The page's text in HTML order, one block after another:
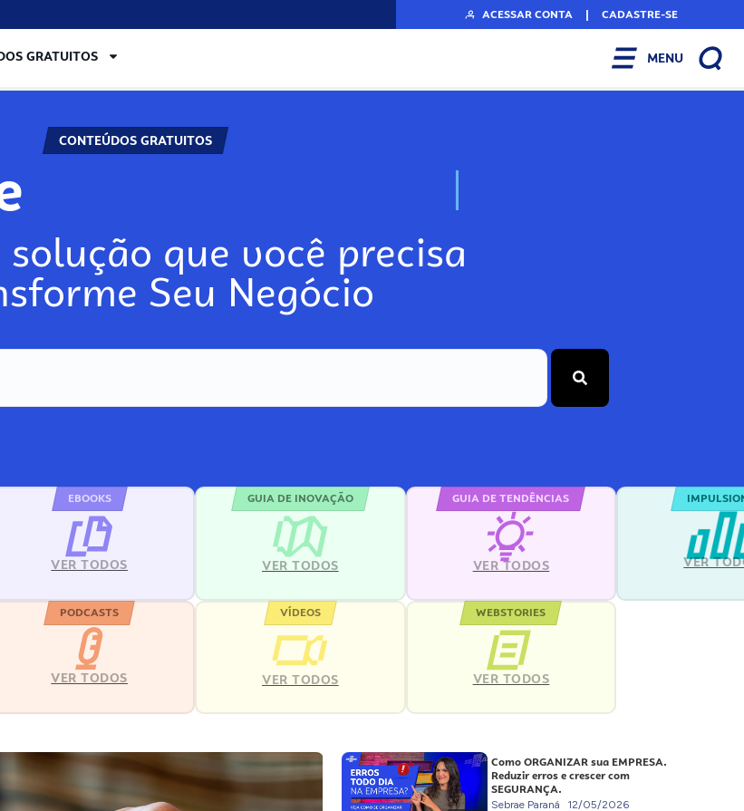
ACESSAR CONTA | CADASTRE-SE
GRATUITOS MENU
CONTEÚDOS GRATUITOS
N
que você precisa
Seu Negócio
EBOOKS
VER TODOS
GUIA DE INOVAÇÃO
VER TODOS
GUIA DE TENDÊNCIAS
VER TODOS VER
PODCASTS
VER TODOS
VÍDEOS
VER TODOS
WEBSTORIES
VER TODOS
Como ORGANIZAR sua EMPRESA.
Reduzir erros e crescer com
SEGURANÇA.
Sebrae Paraná 12/05/2026